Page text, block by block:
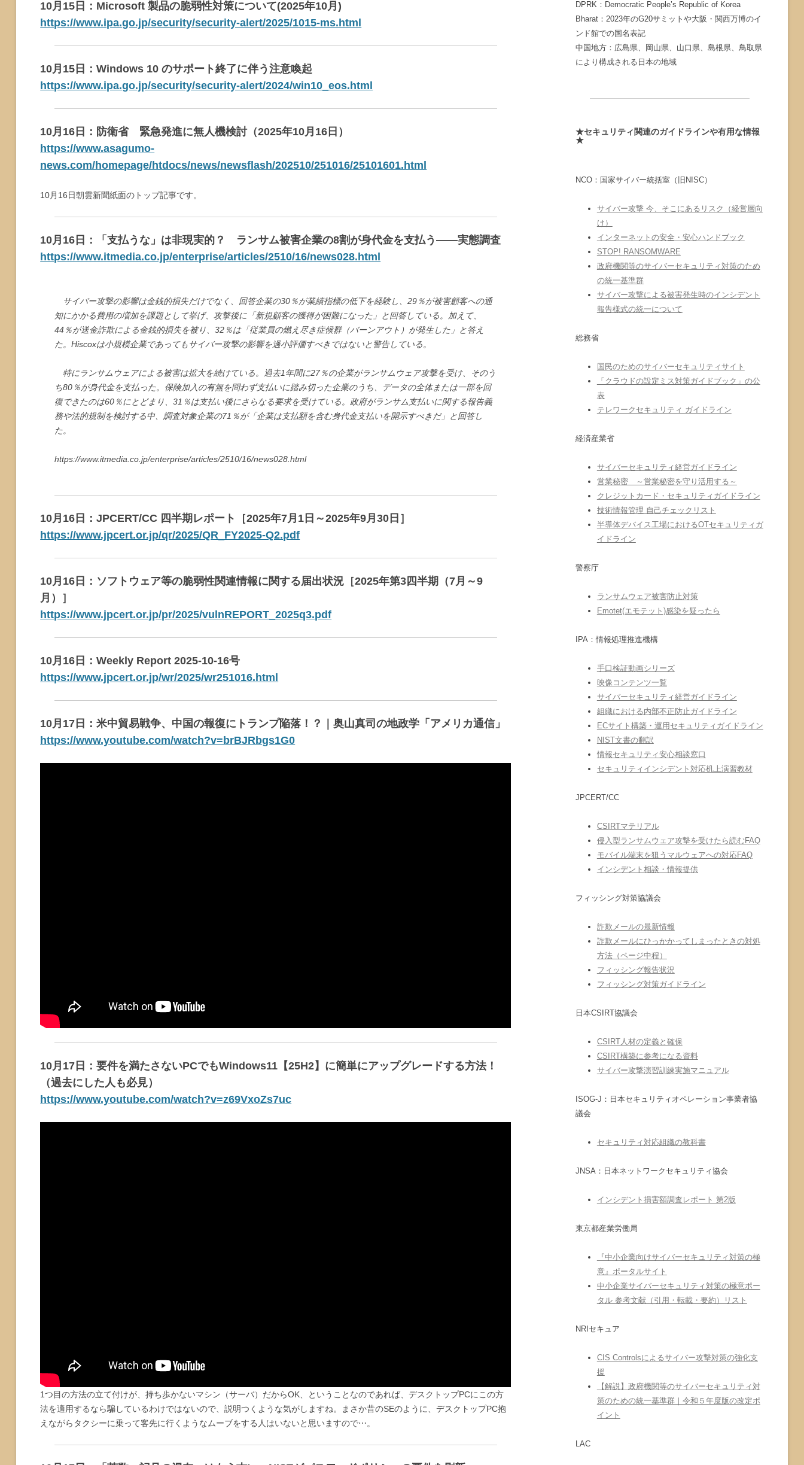
10月15日：Microsoft 製品の脆弱性対策について(2025年10月)
https://www.ipa.go.jp/security/security-alert/2025/1015-ms.html
10月15日：Windows 10 のサポート終了に伴う注意喚起
https://www.ipa.go.jp/security/security-alert/2024/win10_eos.html
10月16日：防衛省 緊急発進に無人機検討（2025年10月16日）
https://www.asagumo-
news.com/homepage/htdocs/news/newsflash/202510/251016/25101601.html
10月16日朝雲新聞紙面のトップ記事です。
10月16日：「支払うな」は非現実的？ ランサム被害企業の8割が身代金を支払う――実態調査
https://www.itmedia.co.jp/enterprise/articles/2510/16/news028.html
サイバー攻撃の影響は金銭的損失だけでなく、回答企業の30％が業績指標の低下を経験し、29％が被害顧客への通
知にかかる費用の増加を課題として挙げ、攻撃後に「新規顧客の獲得が困難になった」と回答している。加えて、
44％が送金詐欺による金銭的損失を被り、32％は「従業員の燃え尽き症候群（バーンアウト）が発生した」と答え
た。Hiscoxは小規模企業であってもサイバー攻撃の影響を過小評価すべきではないと警告している。
特にランサムウェアによる被害は拡大を続けている。過去1年間に27％の企業がランサムウェア攻撃を受け、そのう
ち80％が身代金を支払った。保険加入の有無を問わず支払いに踏み切った企業のうち、データの全体または一部を回
復できたのは60％にとどまり、31％は支払い後にさらなる要求を受けている。政府がランサム支払いに関する報告義
務や法的規制を検討する中、調査対象企業の71％が「企業は支払額を含む身代金支払いを開示すべきだ」と回答し
た。
https://www.itmedia.co.jp/enterprise/articles/2510/16/news028.html
10月16日：JPCERT/CC 四半期レポート［2025年7月1日～2025年9月30日］
https://www.jpcert.or.jp/qr/2025/QR_FY2025-Q2.pdf
10月16日：ソフトウェア等の脆弱性関連情報に関する届出状況［2025年第3四半期（7月～9
月）］
https://www.jpcert.or.jp/pr/2025/vulnREPORT_2025q3.pdf
10月16日：Weekly Report 2025-10-16号
https://www.jpcert.or.jp/wr/2025/wr251016.html
10月17日：米中貿易戦争、中国の報復にトランプ陥落！？｜奥山真司の地政学「アメリカ通信」
https://www.youtube.com/watch?v=brBJRbgs1G0
10月17日：要件を満たさないPCでもWindows11【25H2】に簡単にアップグレードする方法！
（過去にした人も必見）
https://www.youtube.com/watch?v=z69VxoZs7uc
1つ目の方法の立て付けが、持ち歩かないマシン（サーバ）だからOK、ということなのであれば、デスクトップPCにこの方
法を適用するなら騙しているわけではないので、説明つくような気がしますね。まさか昔のSEのように、デスクトップPC抱
えながらタクシーに乗って客先に行くようなムーブをする人はいないと思いますので⋯。
DPRK：Democratic People’s Republic of Korea
Bharat：2023年のG20サミットや大阪・関西万博のイ
ンド館での国名表記
中国地方：広島県、岡山県、山口県、島根県、鳥取県
により構成される日本の地域
★セキュリティ関連のガイドラインや有用な情報
★
NCO：国家サイバー統括室（旧NISC）
サイバー攻撃 今、そこにあるリスク（経営層向
け）
インターネットの安全・安心ハンドブック
STOP! RANSOMWARE
政府機関等のサイバーセキュリティ対策のため
の統一基準群
サイバー攻撃による被害発生時のインシデント
報告様式の統一について
総務省
国民のためのサイバーセキュリティサイト
「クラウドの設定ミス対策ガイドブック」の公
表
テレワークセキュリティ ガイドライン
経済産業省
サイバーセキュリティ経営ガイドライン
営業秘密 ～営業秘密を守り活用する～
クレジットカード・セキュリティガイドライン
技術情報管理 自己チェックリスト
半導体デバイス工場におけるOTセキュリティガ
イドライン
警察庁
ランサムウェア被害防止対策
Emotet(エモテット)感染を疑ったら
IPA：情報処理推進機構
手口検証動画シリーズ
映像コンテンツ一覧
サイバーセキュリティ経営ガイドライン
組織における内部不正防止ガイドライン
ECサイト構築・運用セキュリティガイドライン
NIST文書の翻訳
情報セキュリティ安心相談窓口
セキュリティインシデント対応机上演習教材
JPCERT/CC
CSIRTマテリアル
侵入型ランサムウェア攻撃を受けたら読むFAQ
モバイル端末を狙うマルウェアへの対応FAQ
インシデント相談・情報提供
フィッシング対策協議会
詐欺メールの最新情報
詐欺メールにひっかかってしまったときの対処
方法（ページ中程）
フィッシング報告状況
フィッシング対策ガイドライン
日本CSIRT協議会
CSIRT人材の定義と確保
CSIRT構築に参考になる資料
サイバー攻撃演習訓練実施マニュアル
ISOG-J：日本セキュリティオペレーション事業者協
議会
セキュリティ対応組織の教科書
JNSA：日本ネットワークセキュリティ協会
インシデント損害額調査レポート 第2版
東京都産業労働局
『中小企業向けサイバーセキュリティ対策の極
意』ポータルサイト
中小企業サイバーセキュリティ対策の極意ポー
タル 参考文献（引用・転載・要約）リスト
NRIセキュア
CIS Controlsによるサイバー攻撃対策の強化支
援
【解説】政府機関等のサイバーセキュリティ対
策のための統一基準群｜令和５年度版の改定ポ
イント
LAC